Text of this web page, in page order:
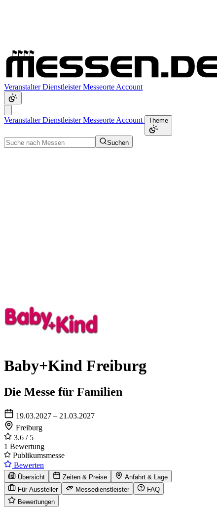
VeranstalterDienstleisterMesseorte Account
VeranstalterDienstleisterMesseorte Account Theme
Suchen
Baby+Kind Freiburg
Die Messe für Familien
19.03.2027 – 21.03.2027
Freiburg
3.6 / 5
1 Bewertung
Publikumsmesse
Bewerten
Übersicht Zeiten & Preise
Anfahrt & Lage
Für Aussteller
Messedienstleister
FAQ
Bewertungen